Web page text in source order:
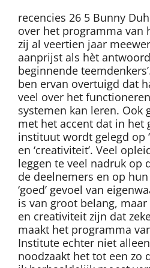
recencies 26 5 Bunny
over het programma van
zij al veertien jaar
aanprijst als hèt
beginnende
ben ervan overtuigd dat
veel over het
systemen kan leren. Ook
met het accent dat in het
instituut wordt gelegd op
en ‘creativiteit’. Veel
leggen te veel nadruk op
de deelnemers en op
‘goed’ gevoel van
is van groot belang,
en creativiteit zijn dat
maakt het programma
Institute echter niet
noodzaakt het tot een zo